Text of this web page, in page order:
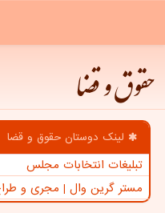
حقوق و قضا
لینک دوستان حقوق و قضا
تبلیغات انتخابات مجلس
مستر گرین وال | مجری و